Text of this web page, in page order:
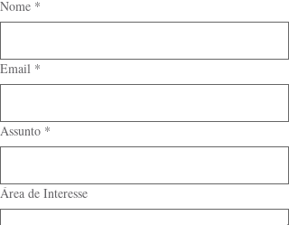
Nome *
Email *
Assunto *
Área de Interesse